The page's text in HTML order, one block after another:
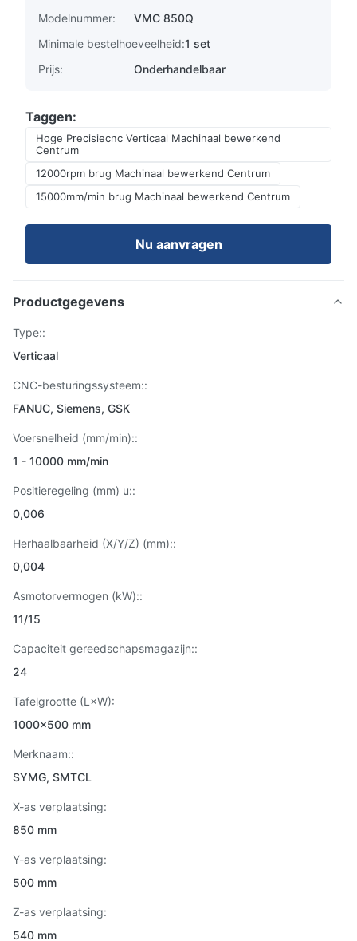
Modelnummer:
VMC 850Q
Minimale bestelhoeveelheid:1 set
Prijs:
Onderhandelbaar
Taggen:
Hoge Precisiecnc Verticaal Machinaal bewerkend
Centrum
12000rpm brug Machinaal bewerkend Centrum
15000mm/min brug Machinaal bewerkend Centrum
Nu aanvragen
Productgegevens
Type::
Verticaal
CNC-besturingssysteem::
FANUC, Siemens, GSK
Voersnelheid (mm/min)::
1 - 10000 mm/min
Positieregeling (mm) u::
0,006
Herhaalbaarheid (X/Y/Z) (mm)::
0,004
Asmotorvermogen (kW)::
11/15
Capaciteit gereedschapsmagazijn::
24
Tafelgrootte (L×W):
1000x500 mm
Merknaam::
SYMG, SMTCL
X-as verplaatsing:
850 mm
Y-as verplaatsing:
500 mm
Z-as verplaatsing:
540 mm